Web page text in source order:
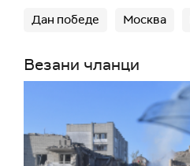
Дан победе Москва
Везани чланци